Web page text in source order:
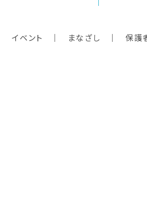
イベント まなざし 保護